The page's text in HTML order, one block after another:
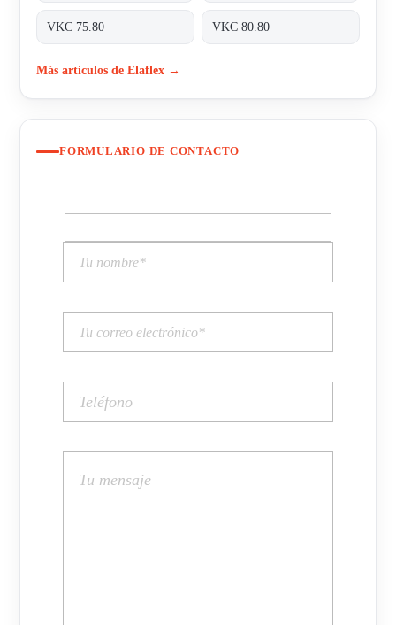
VKC 75.80 VKC 80.80
Más artículos de Elaflex →
FORMULARIO DE CONTACTO